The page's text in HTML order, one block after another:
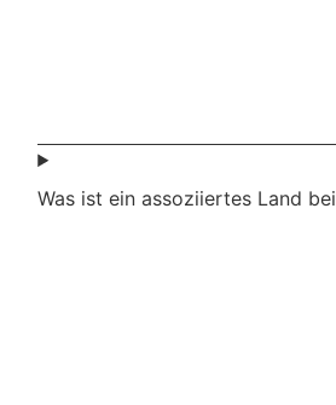
Was ist ein assoziiertes Land